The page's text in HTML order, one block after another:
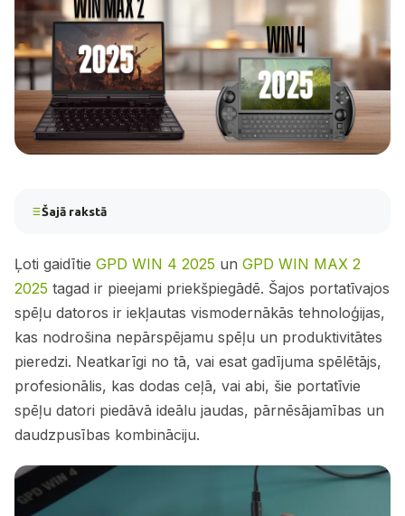
Šajā rakstā
Ļoti gaidītie GPD WIN 4 2025 un GPD WIN MAX 2
2025 tagad ir pieejami priekšpiegādē. Šajos portatīvajos
spēļu datoros ir iekļautas vismodernākās tehnoloģijas,
kas nodrošina nepārspējamu spēļu un produktivitātes
pieredzi. Neatkarīgi no tā, vai esat gadījuma spēlētājs,
profesionālis, kas dodas ceļā, vai abi, šie portatīvie
spēļu datori piedāvā ideālu jaudas, pārnēsājamības un
daudzpusības kombināciju.